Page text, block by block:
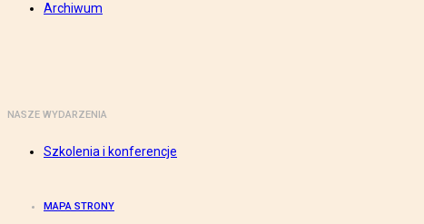
Archiwum
NASZE WYDARZENIA
Szkolenia i konferencje
MAPA STRONY